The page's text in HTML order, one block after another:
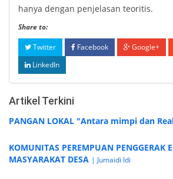
hanya dengan penjelasan teoritis.
Share to:
Twitter Facebook Google+
LinkedIn
Artikel Terkini
PANGAN LOKAL "Antara mimpi dan
KOMUNITAS PEREMPUAN PENGGERAK
MASYARAKAT DESA | Jumaidi Idi